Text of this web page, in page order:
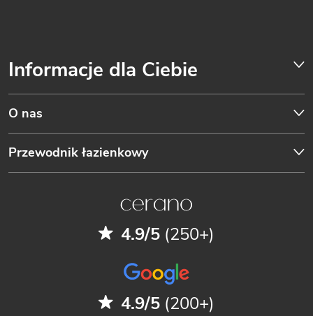
Informacje dla Ciebie
O nas
Przewodnik łazienkowy
4.9/5 (250+)
4.9/5 (200+)